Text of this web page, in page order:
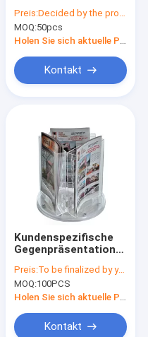
Metallhut-
Ausstellungsstand-
7-Layer für
frei
Preis:Decided by the product specifications
MOQ:50pcs
Kontakt
Kundenspezifische
Acrylsignage-Halter-
Gegenspitzen-
Ausstellungsstände
Preis:To be finalized by your needs
MOQ:100PCS
Holen Sie sich aktuelle Preis
Kontakt